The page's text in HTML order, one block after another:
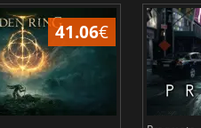
41.06€